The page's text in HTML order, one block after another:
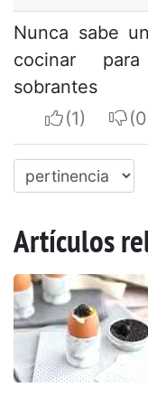
Nunca sabe
cocinar
sobrantes
I
I
Artículos